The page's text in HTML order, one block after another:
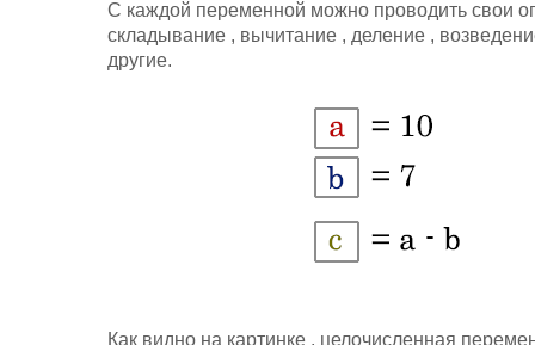
С каждой переменной можно проводить свои
складывание , вычитание , деление ,
другие.
Как видно на картинке , целочисленная